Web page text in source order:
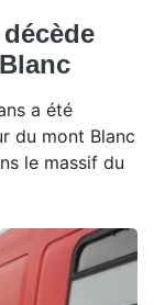
a été
du mont Blanc
le massif du